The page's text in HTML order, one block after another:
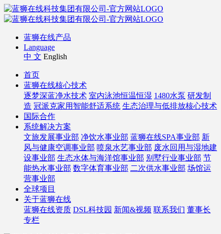
蓝狮在线产品
Language
中 文 English
首页
蓝狮在线核心技术
逐梦深蓝净水技术 室内泳池恒温恒湿 1480水泵 研发制
造 冠派克家用智能舒适系统 生态治理与低排放核心技术
国际合作
系统解决方案
文旅发展事业部 净饮水事业部 蓝狮在线SPA事业部 新
风与健康空调事业部 喷泉水艺事业部 废水回用与湿地建
设事业部 生态水体与海洋馆事业部 别墅行业事业部 节
能热水事业部 数字体育事业部 二次供水事业部 场馆运
营事业部
全球项目
关于蓝狮在线
蓝狮在线资质 DSL科技园 新闻&视频 联系我们 董事长
专栏